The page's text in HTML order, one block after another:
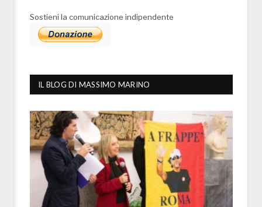
Sostieni la comunicazione indipendente
IL BLOG DI MASSIMO MARINO